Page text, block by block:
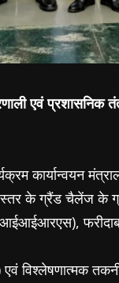
एवं प्रशासनिक
कार्यान्वयन
के ग्रैंड चैलेंज के
एवं विश्लेषणात्मक